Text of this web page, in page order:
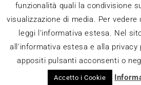
Questo blog non
giornalistica in quanto viene
periodicità. Non può
prodotto editoriale ai sensi
Powered by
funzionalità quali la condivisione
visualizzazione di media. Per
leggi l'informativa estesa. Nel
all'informativa estesa e alla privacy
appositi pulsanti acconsenti o
Accetto i Cookie